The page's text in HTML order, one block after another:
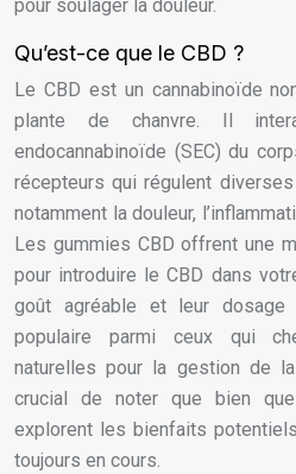
pour soulager la douleur.
Qu’est-ce que le CBD ?
Le CBD est un cannabinoïde
plante de chanvre. Il
endocannabinoïde (SEC) du
récepteurs qui régulent
notamment la douleur,
Les gummies CBD offrent une
pour introduire le CBD dans
goût agréable et leur
populaire parmi ceux qui
naturelles pour la gestion de
crucial de noter que bien
explorent les bienfaits
toujours en cours.